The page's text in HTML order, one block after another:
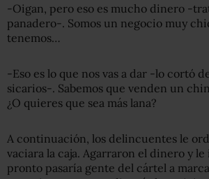
-Oigan, pero eso es mucho dinero -
panadero-. Somos un negocio muy
tenemos…
-Eso es lo que nos vas a dar -lo cortó
sicarios-. Sabemos que venden un
¿O quieres que sea más lana?
A continuación, los delincuentes le
vaciara la caja. Agarraron el dinero y
pronto pasaría gente del cártel a